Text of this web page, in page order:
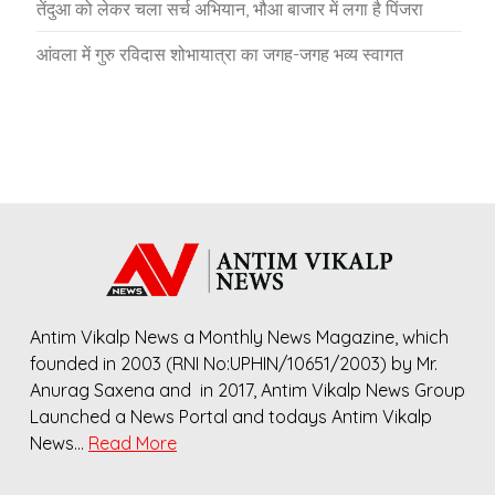
तेंदुआ को लेकर चला सर्च अभियान, भौआ बाजार में लगा है पिंजरा
आंवला में गुरु रविदास शोभायात्रा का जगह-जगह भव्य स्वागत
Antim Vikalp News a Monthly News Magazine, which
founded in 2003 (RNI No:UPHIN/10651/2003) by Mr.
Anurag Saxena and in 2017, Antim Vikalp News Group
Launched a News Portal and todays Antim Vikalp
News… Read More